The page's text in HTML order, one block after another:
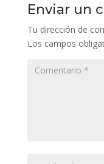
Enviar un
Tu dirección de
Los campos